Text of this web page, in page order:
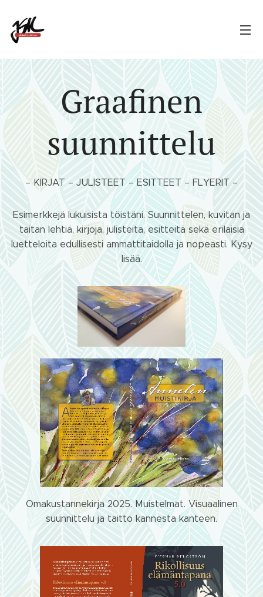
Graafinen
suunnittelu
– KIRJAT – JULISTEET – ESITTEET – FLYERIT –
Esimerkkejä lukuisista töistäni. Suunnittelen, kuvitan ja
taitan lehtiä, kirjoja, julisteita, esitteitä sekä erilaisia
luetteloita edullisesti ammattitaidolla ja nopeasti. Kysy
lisää.
Omakustannekirja 2025. Muistelmat. Visuaalinen
suunnittelu ja taitto kannesta kanteen.